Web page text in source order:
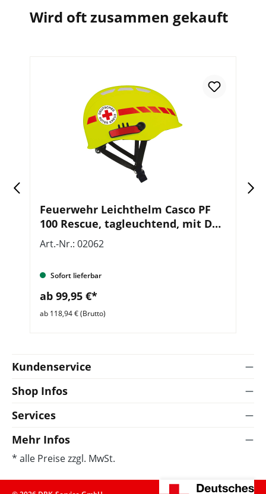
Wird oft zusammen gekauft
Feuerwehr Leichthelm Casco PF
100 Rescue, tagleuchtend, mit DRK
Logo
Art.-Nr.: 02062
Sofort lieferbar
ab 99,95 €*
ab 118,94 € (Brutto)
Kundenservice
Shop Infos
Services
Mehr Infos
* alle Preise zzgl. MwSt.